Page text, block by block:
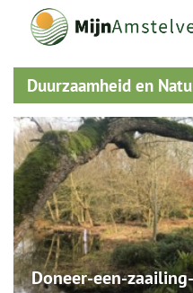
Duurzaamheid en
Doneer-een-